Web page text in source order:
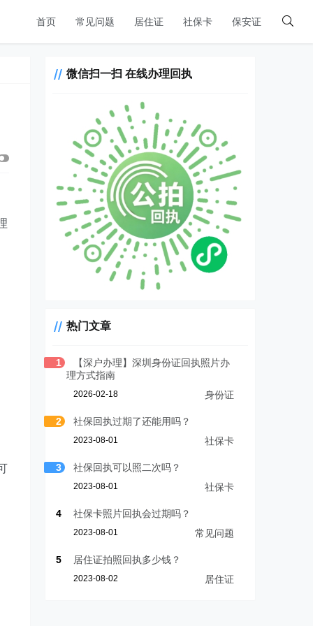
首页 常见问题 居住证 社保卡 保安证
微信扫一扫 在线办理回执
热门文章
1
【深户办理】深圳身份证回执照片办
理方式指南
2026-02-18 身份证
2 社保回执过期了还能用吗？
2023-08-01 社保卡
3 社保回执可以照二次吗？
2023-08-01 社保卡
4 社保卡照片回执会过期吗？
2023-08-01 常见问题
5 居住证拍照回执多少钱？
2023-08-02 居住证